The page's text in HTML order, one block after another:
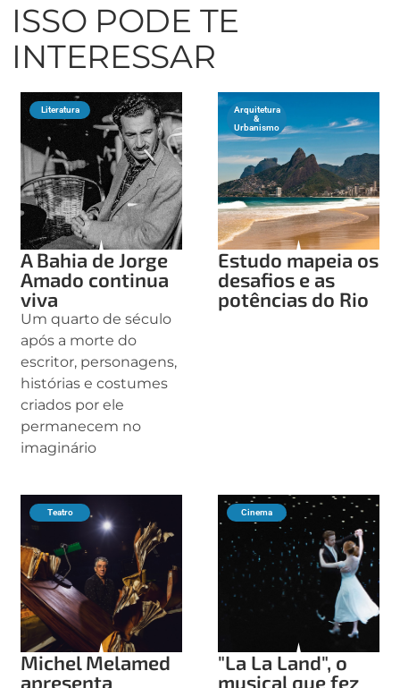
ISSO PODE TE
INTERESSAR
Literatura
A Bahia de Jorge
Amado continua
viva
Um quarto de século
após a morte do
escritor, personagens,
histórias e costumes
criados por ele
permanecem no
imaginário
Arquitetura
&
Urbanismo
Estudo mapeia os
desafios e as
potências do Rio
Teatro
Michel Melamed
apresenta
Cinema
"La La Land", o
musical que fez